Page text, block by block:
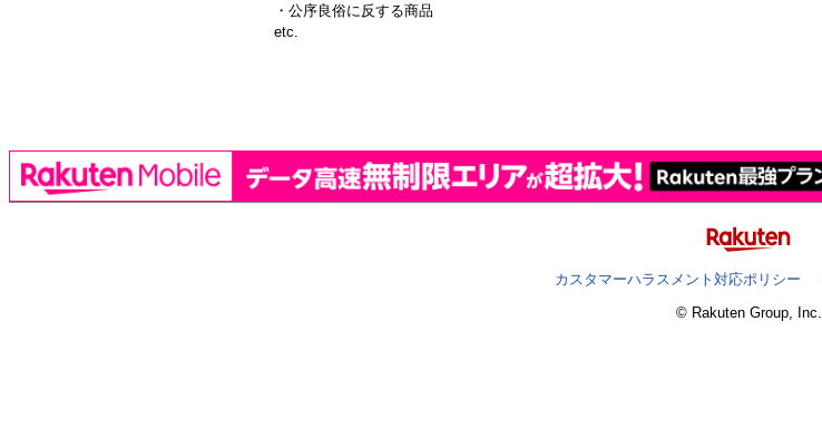
・公序良俗に反する商品
etc.
カスタマーハラスメント対応ポリシー
© Rakuten Group, Inc.